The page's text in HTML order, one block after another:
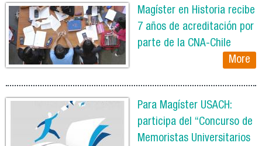
Magíster en Historia recibe
7 años de acreditación por
parte de la CNA-Chile
More
Para Magíster USACH:
participa del “Concurso de
Memoristas Universitarios